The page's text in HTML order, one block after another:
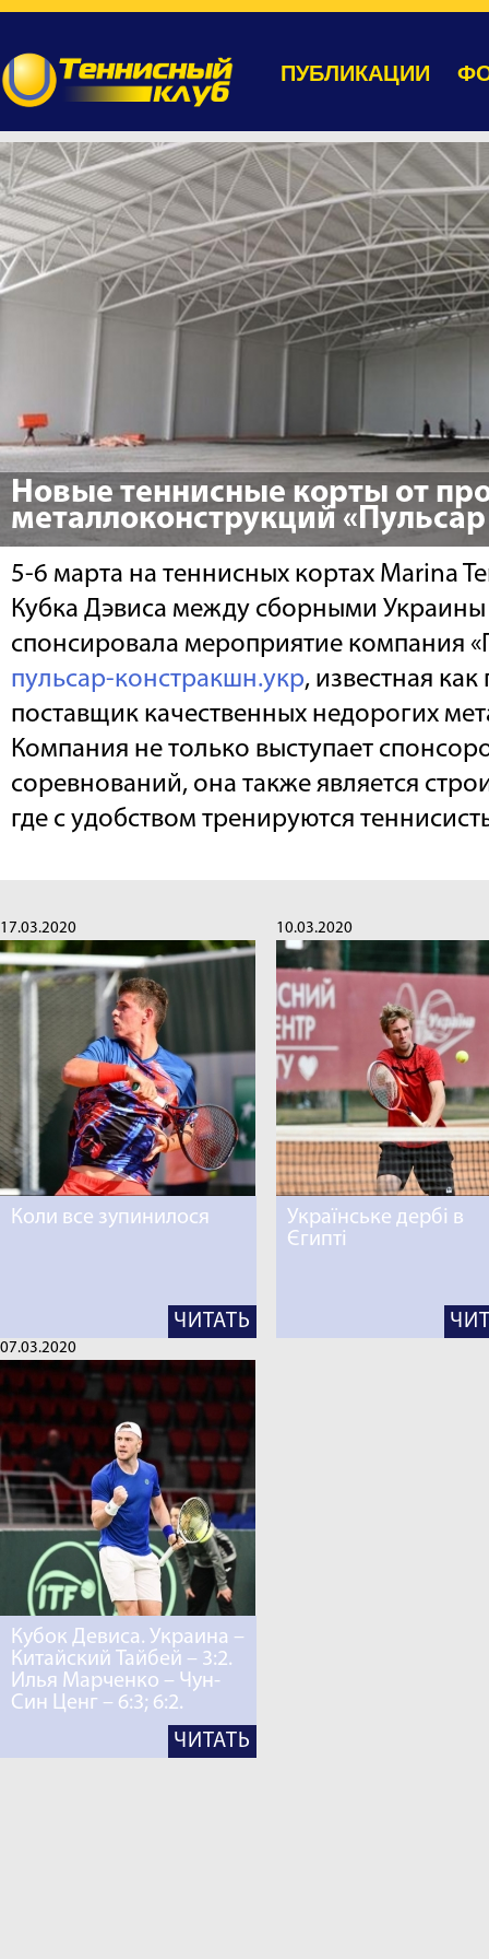
ПУБЛИКАЦИИ
Новые теннисные корты от
металлоконструкций
5-6 марта на теннисных кортах Marina
Кубка Дэвиса между сборными
спонсировала мероприятие компания
пульсар-констракшн.укр, известная
поставщик качественных недорогих
Компания не только выступает
соревнований, она также является
где с удобством тренируются
17.03.2020
Коли все зупинилося
ЧИТАТЬ
10.03.2020
Українське дербі в
Єгипті
07.03.2020
Кубок Девиса. Украина –
Китайский Тайбей – 3:2.
Илья Марченко – Чун-
Син Ценг – 6:3; 6:2.
ЧИТАТЬ